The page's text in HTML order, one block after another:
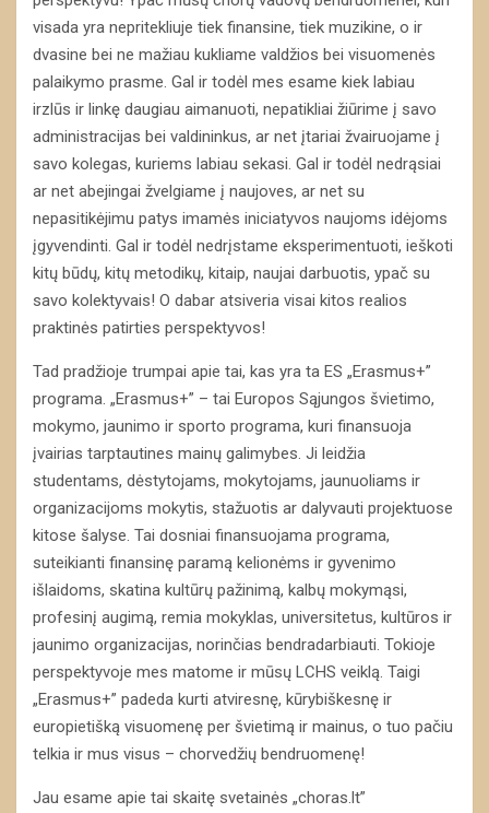
visada yra nepritekliuje tiek finansine, tiek muzikine, o ir
dvasine bei ne mažiau kukliame valdžios bei visuomenės
palaikymo prasme. Gal ir todėl mes esame kiek labiau
irzlūs ir linkę daugiau aimanuoti, nepatikliai žiūrime į savo
administracijas bei valdininkus, ar net įtariai žvairuojame į
savo kolegas, kuriems labiau sekasi. Gal ir todėl nedrąsiai
ar net abejingai žvelgiame į naujoves, ar net su
nepasitikėjimu patys imamės iniciatyvos naujoms idėjoms
įgyvendinti. Gal ir todėl nedrįstame eksperimentuoti, ieškoti
kitų būdų, kitų metodikų, kitaip, naujai darbuotis, ypač su
savo kolektyvais! O dabar atsiveria visai kitos realios
praktinės patirties perspektyvos!
Tad pradžioje trumpai apie tai, kas yra ta ES „Erasmus+”
programa. „Erasmus+” – tai Europos Sąjungos švietimo,
mokymo, jaunimo ir sporto programa, kuri finansuoja
įvairias tarptautines mainų galimybes. Ji leidžia
studentams, dėstytojams, mokytojams, jaunuoliams ir
organizacijoms mokytis, stažuotis ar dalyvauti projektuose
kitose šalyse. Tai dosniai finansuojama programa,
suteikianti finansinę paramą kelionėms ir gyvenimo
išlaidoms, skatina kultūrų pažinimą, kalbų mokymąsi,
profesinį augimą, remia mokyklas, universitetus, kultūros ir
jaunimo organizacijas, norinčias bendradarbiauti. Tokioje
perspektyvoje mes matome ir mūsų LCHS veiklą. Taigi
„Erasmus+” padeda kurti atviresnę, kūrybiškesnę ir
europietišką visuomenę per švietimą ir mainus, o tuo pačiu
telkia ir mus visus – chorvedžių bendruomenę!
Jau esame apie tai skaitę svetainės „choras.lt”